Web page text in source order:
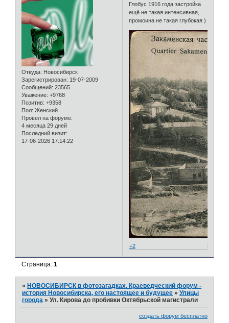
Откуда: Новосибирск
Зарегистрирован: 19-07-2009
Сообщений: 23565
Уважение: +9768
Позитив: +9358
Пол: Женский
Провел на форуме:
4 месяца 29 дней
Последний визит:
17-06-2026 17:14:22
Глобус 1916 года застройка
ещё не такая интенсивная,
промоина не такая глубокая )
+2
Страница:1
»НОВОСИБИРСК в фотозагадках. Краеведческий форум -
история Новосибирска, его настоящее и будущее »Улицы
города »Ул. Кирова до пробивки Октябрьской магистрали
создать форум бесплатно